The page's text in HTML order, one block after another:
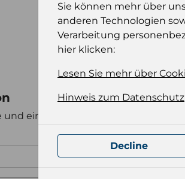
und ein Format für Ihre Produktdatei
Sie können mehr über
anderen Technologien
Verarbeitung
hier klicken:
Lesen Sie mehr über
Hinweis zum Datenschutz
Decline